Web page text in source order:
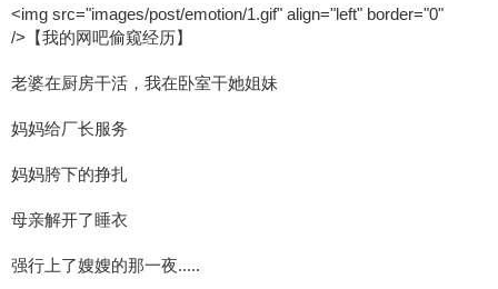
<img src="images/post/emotion/1.gif" align="left" border="0"
/>【我的网吧偷窥经历】
老婆在厨房干活，我在卧室干她姐妹
妈妈给厂长服务
妈妈胯下的挣扎
母亲解开了睡衣
强行上了嫂嫂的那一夜.....